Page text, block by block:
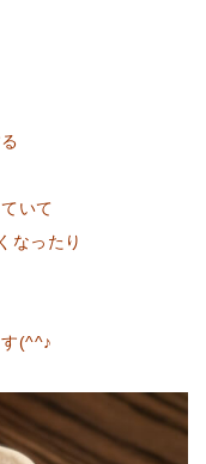
いて
なったり
(^^♪